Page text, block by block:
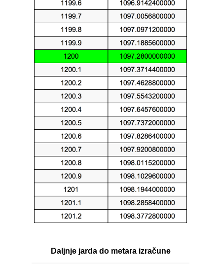
Daljnje jarda do metara izračune